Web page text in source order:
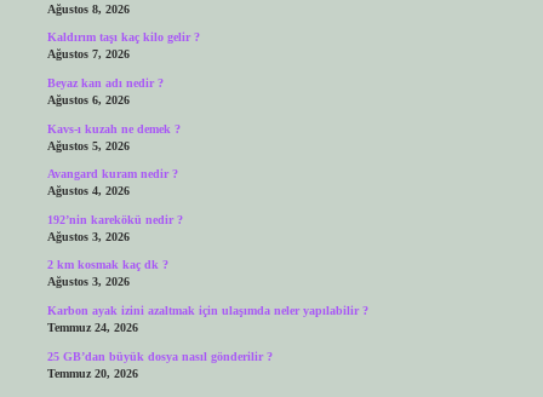
Ağustos 8, 2026
Kaldırım taşı kaç kilo gelir ?
Ağustos 7, 2026
Beyaz kan adı nedir ?
Ağustos 6, 2026
Kavs-ı kuzah ne demek ?
Ağustos 5, 2026
Avangard kuram nedir ?
Ağustos 4, 2026
192’nin karekökü nedir ?
Ağustos 3, 2026
2 km kosmak kaç dk ?
Ağustos 3, 2026
Karbon ayak izini azaltmak için ulaşımda neler yapılabilir ?
Temmuz 24, 2026
25 GB’dan büyük dosya nasıl gönderilir ?
Temmuz 20, 2026